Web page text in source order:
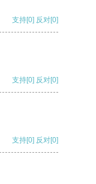
支持[0] 反对[0]
支持[0] 反对[0]
支持[0] 反对[0]